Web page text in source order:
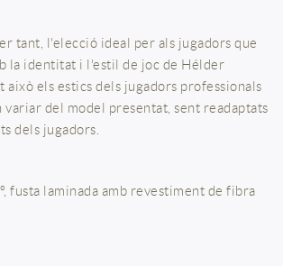
tant, l'elecció ideal per als jugadors que
la identitat i l'estil de joc de Hélder
això els estics dels jugadors professionals
variar del model presentat, sent readaptats
dels jugadors.
fusta laminada amb revestiment de fibra